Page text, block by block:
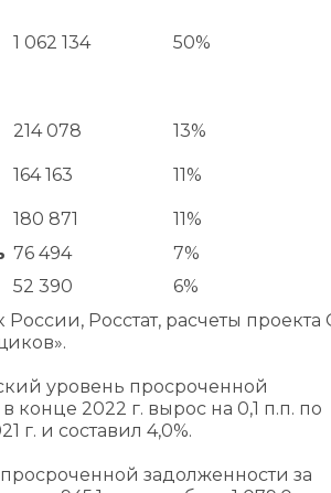
1 062 134 50%
214 078
13%
164 163
11%
180 871
11%
76 494
7%
52 390
6%
России, Росстат, расчеты
уровень просроченной
конце 2022 г. вырос на 0,1 п.п. по
г. и составил 4,0%.
задолженности за